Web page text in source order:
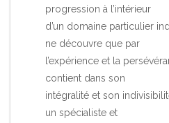
progression à l’intérieur
d’un domaine particulier
ne découvre que par
l’expérience et la
contient dans son
intégralité et son
un spécialiste et